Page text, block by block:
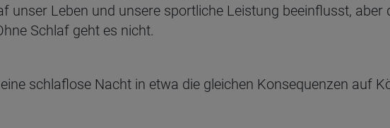
unser Leben und unsere sportliche Leistung beeinflusst,
Schlaf geht es nicht.
schlaflose Nacht in etwa die gleichen Konsequenzen auf